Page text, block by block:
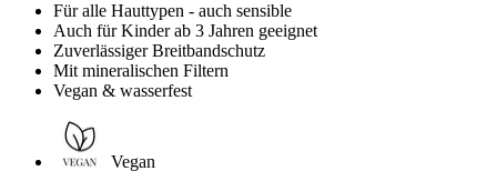
Für alle Hauttypen - auch sensible
Auch für Kinder ab 3 Jahren geeignet
Zuverlässiger Breitbandschutz
Mit mineralischen Filtern
Vegan & wasserfest
Vegan